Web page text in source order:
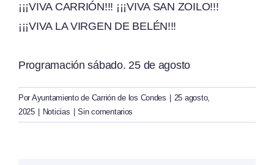
¡¡¡VIVA CARRIÓN!!! ¡¡¡VIVA SAN ZOILO!!!
¡¡¡VIVA LA VIRGEN DE BELÉN!!!
Programación sábado. 25 de agosto
Por Ayuntamiento de Carrión de los Condes
25 agosto,
2025
Noticias Sin comentarios